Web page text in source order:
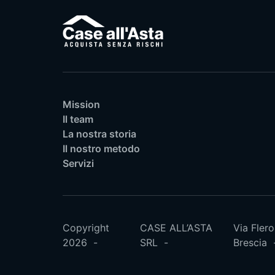
Mission
Il team
La nostra storia
Il nostro metodo
Servizi
Copyright
2026
CASE ALL’ASTA
SRL
Via
Brescia